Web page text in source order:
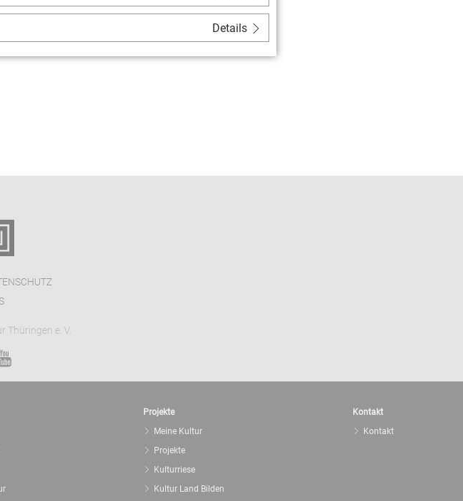
mit derzeit 19 Mitgliedern.
Thüringen e. V.
Projekte
Meine Kultur
Projekte
Kulturriese
Kultur Land Bilden
Kontakt
Kontakt
Details